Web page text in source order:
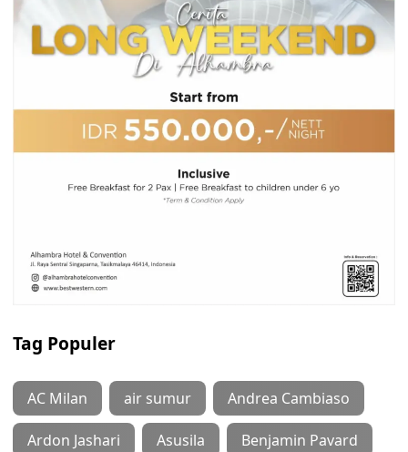
Tag Populer
AC Milan air sumur Andrea Cambiaso
Ardon Jashari Asusila Benjamin Pavard